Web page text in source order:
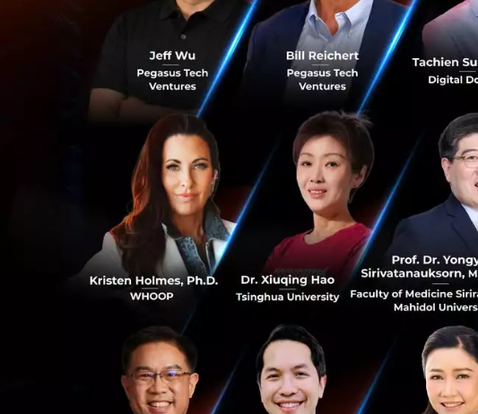
0
ทำการกวักมือภายใน VR
แสดงท่าทางเฉพาะบาง
หลังจากนั้นทำการยืนยันการ
ทีมงานที่ Ant Financial ตั้งขึ้
ประกอบด้วยทีมเทคนิค ทีมผ
กลุ่มผู้เชี่ยวชาญด้านเทคนิคข
ด้านชีวที่เกี่ยวข้องกับร่างกาย
ก็ตาม Chris Tung CMO แห่ง
ระดับ commercialize ได้ แล
ก่อนหน้านี้ Alibaba Cloud บริ
บน Cloud Computing
ทั่วโลกและแข่งขันในเชิงราคาได้
ภาพและข่าวจาก Yibada